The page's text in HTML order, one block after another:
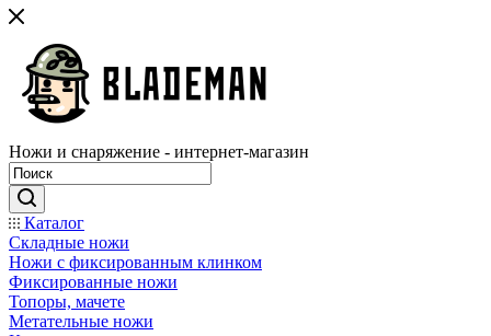
Ножи и снаряжение - интернет-магазин
Каталог
Складные ножи
Ножи с фиксированным клинком
Фиксированные ножи
Топоры, мачете
Метательные ножи